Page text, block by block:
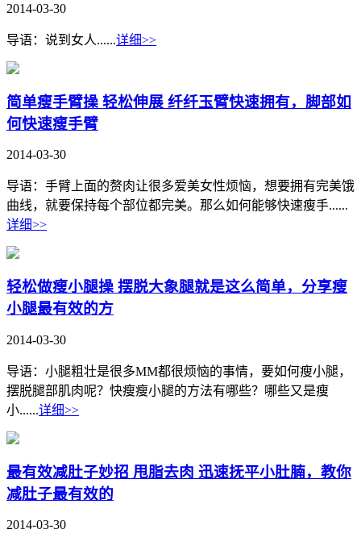
2014-03-30
导语：说到女人......详细>>
简单瘦手臂操 轻松伸展 纤纤玉臂快速拥有，脚部如
何快速瘦手臂
2014-03-30
导语：手臂上面的赘肉让很多爱美女性烦恼，想要拥有完美饿
曲线，就要保持每个部位都完美。那么如何能够快速瘦手......
详细>>
轻松做瘦小腿操 摆脱大象腿就是这么简单，分享瘦
小腿最有效的方
2014-03-30
导语：小腿粗壮是很多MM都很烦恼的事情，要如何瘦小腿，
摆脱腿部肌肉呢？快瘦瘦小腿的方法有哪些？哪些又是瘦
小......详细>>
最有效减肚子妙招 甩脂去肉 迅速抚平小肚腩，教你
减肚子最有效的
2014-03-30